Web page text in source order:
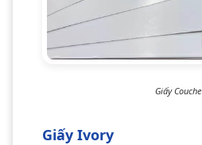
Giấy Couche
Giấy Ivory